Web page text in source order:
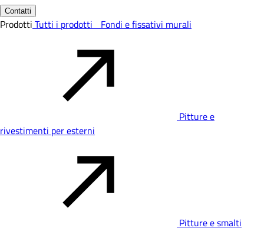
Contatti
Prodotti Tutti i prodotti Fondi e fissativi murali
Pitture e
rivestimenti per esterni
Pitture e smalti